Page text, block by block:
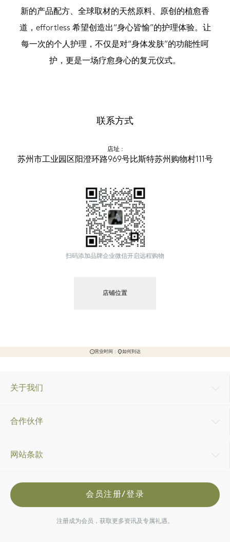
新的产品配方、全球取材的天然原料、原创的植愈香
道，effortless 希望创造出“身心皆愉”的护理体验。让
每一次的个人护理，不仅是对“身体发肤”的功能性呵
护，更是一场疗愈身心的复元仪式。
联系方式
店址 :
苏州市工业园区阳澄环路969号比斯特苏州购物村111号
扫码添加品牌企业微信开启远程购物
店铺位置
营业时间 如何到达
关于我们
合作伙伴
网站条款
会员注册/登录
注册成为会员，获取更多资讯及专属礼遇。